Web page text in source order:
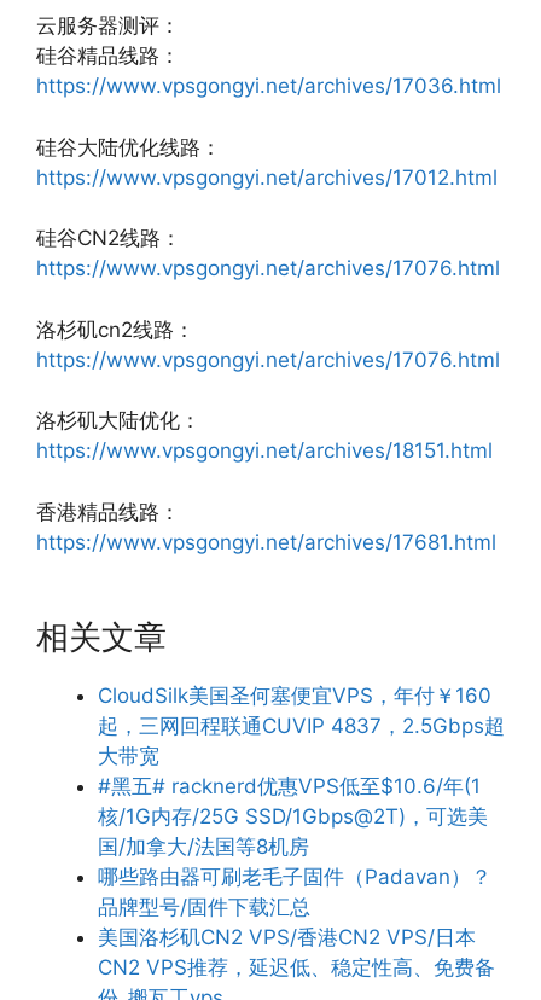
云服务器测评：
硅谷精品线路：
https://www.vpsgongyi.net/archives/17036.html
硅谷大陆优化线路：
https://www.vpsgongyi.net/archives/17012.html
硅谷CN2线路：
https://www.vpsgongyi.net/archives/17076.html
洛杉矶cn2线路：
https://www.vpsgongyi.net/archives/17076.html
洛杉矶大陆优化：
https://www.vpsgongyi.net/archives/18151.html
香港精品线路：
https://www.vpsgongyi.net/archives/17681.html
相关文章
CloudSilk美国圣何塞便宜VPS，年付￥160
起，三网回程联通CUVIP 4837，2.5Gbps超
大带宽
#黑五# racknerd优惠VPS低至$10.6/年(1
核/1G内存/25G SSD/1Gbps@2T)，可选美
国/加拿大/法国等8机房
哪些路由器可刷老毛子固件（Padavan）？
品牌型号/固件下载汇总
美国洛杉矶CN2 VPS/香港CN2 VPS/日本
CN2 VPS推荐，延迟低、稳定性高、免费备